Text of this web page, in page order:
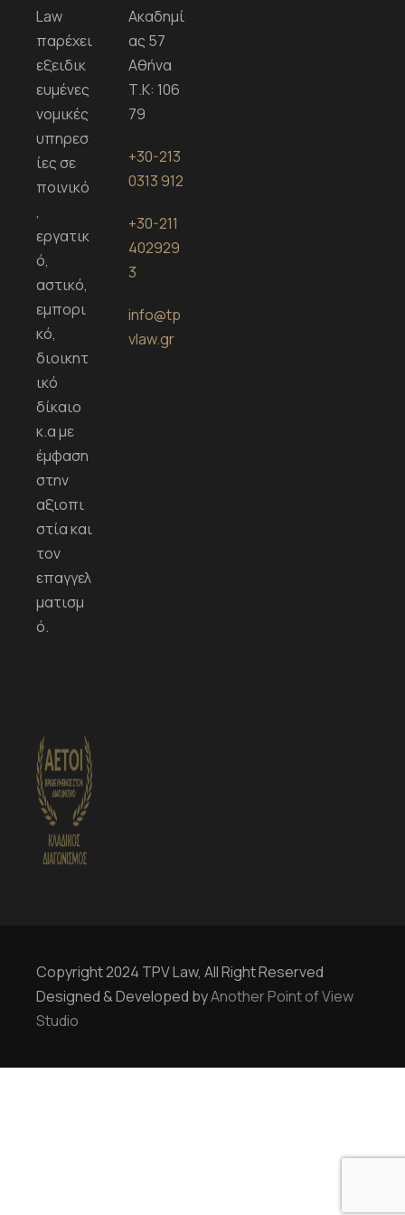
Law
παρέχει
εξειδικ
ευμένες
νομικές
υπηρεσ
ίες σε
ποινικό
,
εργατικ
ό,
αστικό,
εμπορι
κό,
διοικητ
ικό
δίκαιο
κ.α με
έμφαση
στην
αξιοπι
στία και
τον
επαγγελ
ματισμ
ό.
Ακαδημί
ας 57
Αθήνα
Τ.Κ: 106
79
+30-213
0313 912
+30-211
402929
3
info@tp
vlaw.gr
Copyright 2024 TPV Law, All Right Reserved
Designed & Developed byAnother Point of View
Studio